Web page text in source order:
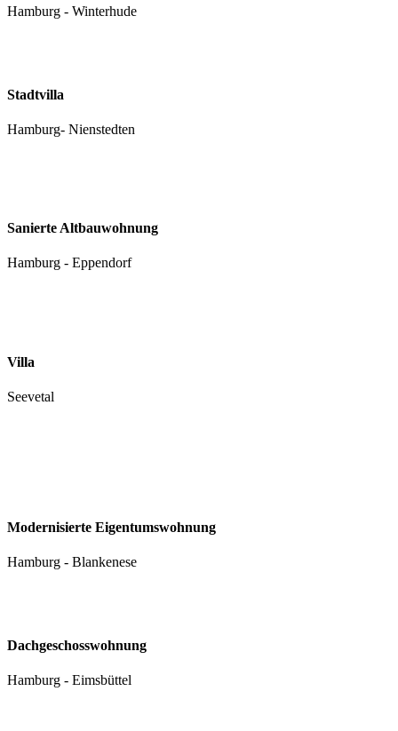
Hamburg - Winterhude
Stadtvilla
Hamburg- Nienstedten
Sanierte Altbau­wohnung
Hamburg - Eppendorf
Villa
Seevetal
Modernisierte Eigentums­wohnung
Hamburg - Blankenese
Dachgeschoss­wohnung
Hamburg - Eimsbüttel